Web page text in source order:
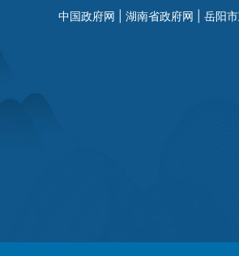
中国政府网 湖南省政府网 岳阳